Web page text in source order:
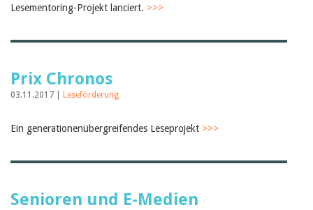
Felicitas Isler
Nicole Rothen
Alle Autoren
Archiv
Juni 2026
März 2026
November 2025
Juli 2025
Juni 2025
Lesementoring-Projekt lanciert. >>>
Prix Chronos
03.11.2017 | Leseförderung
Ein generationenübergreifendes Leseprojekt >>>
Senioren und E-Medien